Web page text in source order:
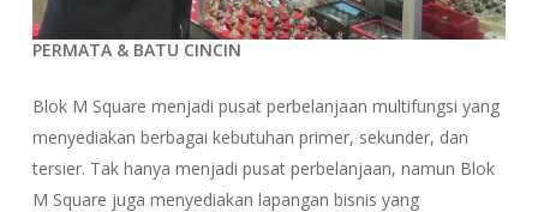
PERMATA & BATU CINCIN
Blok M Square menjadi pusat perbelanjaan multifungsi yang
menyediakan berbagai kebutuhan primer, sekunder, dan
tersier. Tak hanya menjadi pusat perbelanjaan, namun Blok
M Square juga menyediakan lapangan bisnis yang